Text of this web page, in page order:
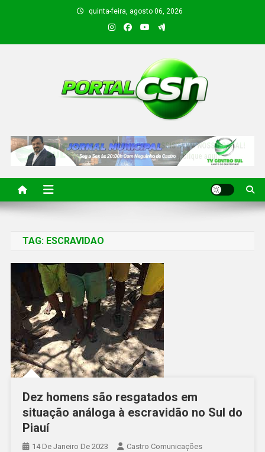
quinta-feira, agosto 06, 2026
PORTAL CSN
TAG: ESCRAVIDAO
Dez homens são resgatados em
situação análoga à escravidão no Sul do
Piauí
14 De Janeiro De 2023
Castro Comunicações